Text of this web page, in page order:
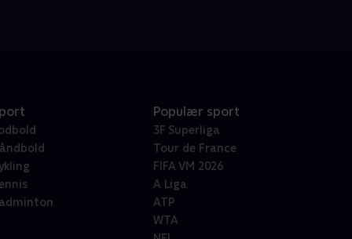
Populær sport
3F Superliga
Tour de France
FIFA VM 2026
A Liga
ATP
WTA